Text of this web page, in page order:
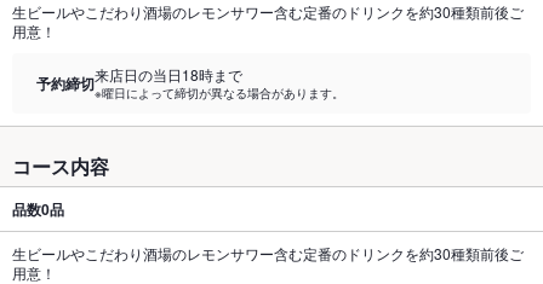
生ビールやこだわり酒場のレモンサワー含む定番のドリンクを約30種類前後ご
用意！
予約締切来店日の当日18時まで
※曜日によって締切が異なる場合があります。
コース内容
品数0品
生ビールやこだわり酒場のレモンサワー含む定番のドリンクを約30種類前後ご
用意！